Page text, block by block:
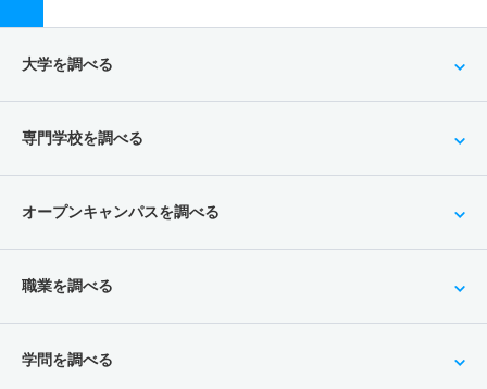
大学を調べる
専門学校を調べる
オープンキャンパスを調べる
職業を調べる
学問を調べる